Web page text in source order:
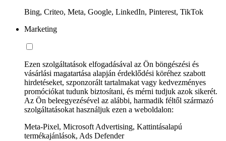
Bing, Criteo, Meta, Google, LinkedIn, Pinterest, TikTok
Marketing
Ezen szolgáltatások elfogadásával az Ön böngészési és
vásárlási magatartása alapján érdeklődési köréhez szabott
hirdetéseket, szponzorált tartalmakat vagy kedvezményes
promóciókat tudunk biztosítani, és mérni tudjuk azok sikerét.
Az Ön beleegyezésével az alábbi, harmadik féltől származó
szolgáltatásokat használjuk ezen a weboldalon:
Meta-Pixel, Microsoft Advertising, Kattintásalapú
termékajánlások, Ads Defender